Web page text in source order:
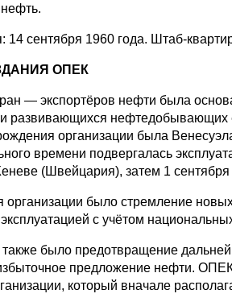
14 сентября 1960 года. Штаб-
ОПЕК
— экспортёров нефти была
развивающихся нефтедобывающих
организации была
времени подвергалась
(Швейцария), затем 1
организации было стремление
с учётом
было предотвращение
предложение нефти.
который вначале